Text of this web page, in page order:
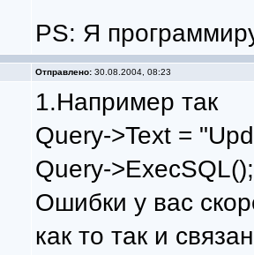
PS: Я
Отправлено:30.08.2004, 08:23
1.Например так
Query->Text =
Query->ExecSQL();
Ошибки у вас
как то так и